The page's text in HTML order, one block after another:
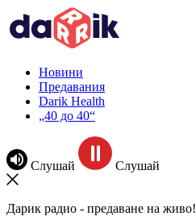
Новини
Предавания
Darik Health
„40 до 40“
Слушай Слушай
Дарик радио - предаване на живо!